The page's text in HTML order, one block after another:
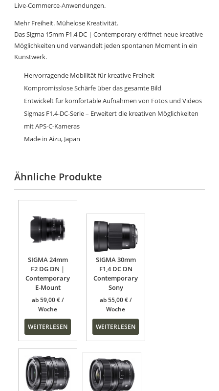
Live-Commerce-Anwendungen.
Mehr Freiheit. Mühelose Kreativität.
Das Sigma 15mm F1.4 DC | Contemporary eröffnet neue kreative
Möglichkeiten und verwandelt jeden spontanen Moment in ein
Kunstwerk.
Hervorragende Mobilität für kreative Freiheit
Kompromisslose Schärfe über das gesamte Bild
Entwickelt für komfortable Aufnahmen von Fotos und Videos
Sigmas F1.4-DC-Serie – Erweitert die kreativen Möglichkeiten
mit APS-C-Kameras
Made in Aizu, Japan
Ähnliche Produkte
SIGMA 24mm
F2 DG DN |
Contemporary
E-Mount
ab59,00€
WEITERLESEN
SIGMA 30mm
F1,4 DC DN
Contemporary
Sony
ab55,00€
WEITERLESEN